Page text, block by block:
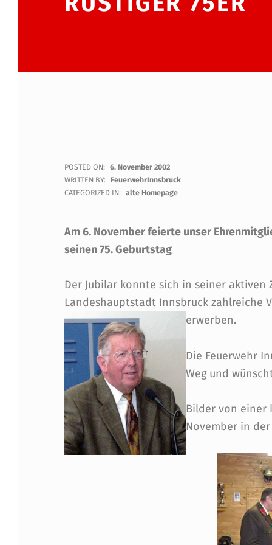
E
H
R
E
N
M
I
T
G
L
I
POSTED ON: 6. November 2002
WRITTEN BY: FeuerwehrInnsbruck
CATEGORIZED IN: alte Homepage
Am 6. November feierte unser
seinen 75. Geburtstag
Der Jubilar konnte sich in seiner aktiven
Landeshauptstadt Innsbruck zahlreiche
erwerben.
Die Feuerwehr
Weg und
Bilder von einer
November in